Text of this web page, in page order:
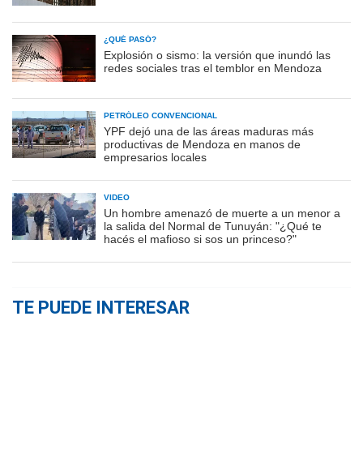
¿QUÉ PASÓ?
Explosión o sismo: la versión que inundó las
redes sociales tras el temblor en Mendoza
PETRÓLEO CONVENCIONAL
YPF dejó una de las áreas maduras más
productivas de Mendoza en manos de
empresarios locales
VIDEO
Un hombre amenazó de muerte a un menor a
la salida del Normal de Tunuyán: "¿Qué te
hacés el mafioso si sos un princeso?"
TE PUEDE INTERESAR